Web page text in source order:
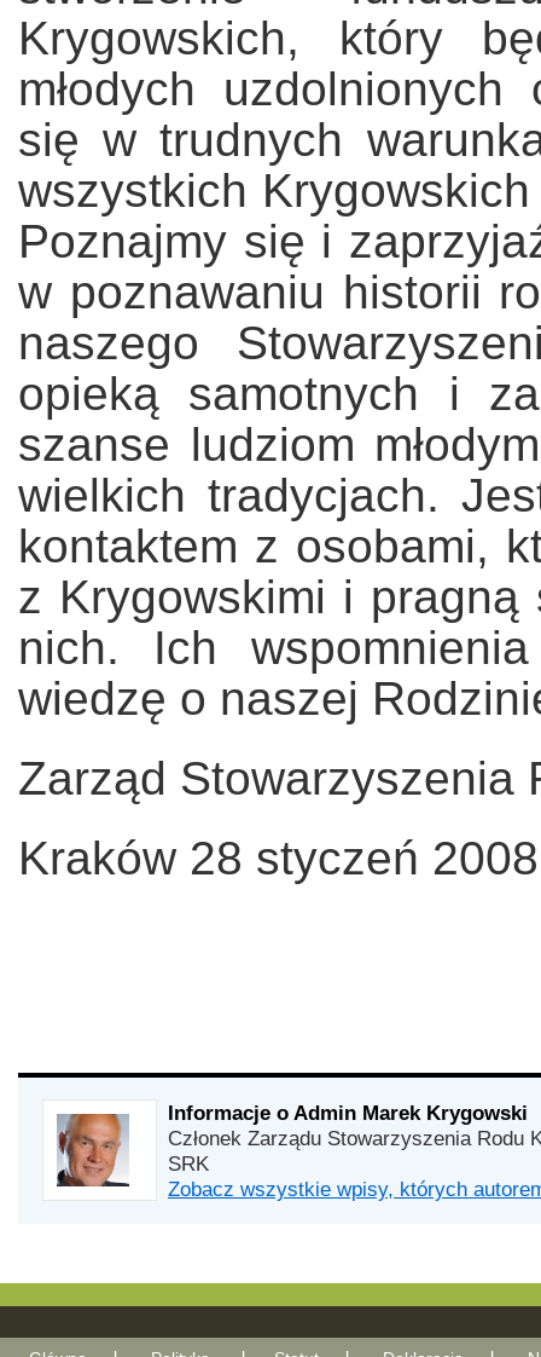
Krygowskich, który
młodych uzdolnionych
się w trudnych
wszystkich
Poznajmy się i
w poznawaniu historii
naszego
opieką samotnych i
szanse ludziom
wielkich tradycjach.
kontaktem z osobami,
z Krygowskimi i
nich. Ich
wiedzę o naszej
Zarząd Stowarzyszenia
Kraków 28 styczeń 2008
Informacje o Admin Marek Krygowski
Członek Zarządu Stowarzyszenia Rodu
SRK
Zobacz wszystkie wpisy, których